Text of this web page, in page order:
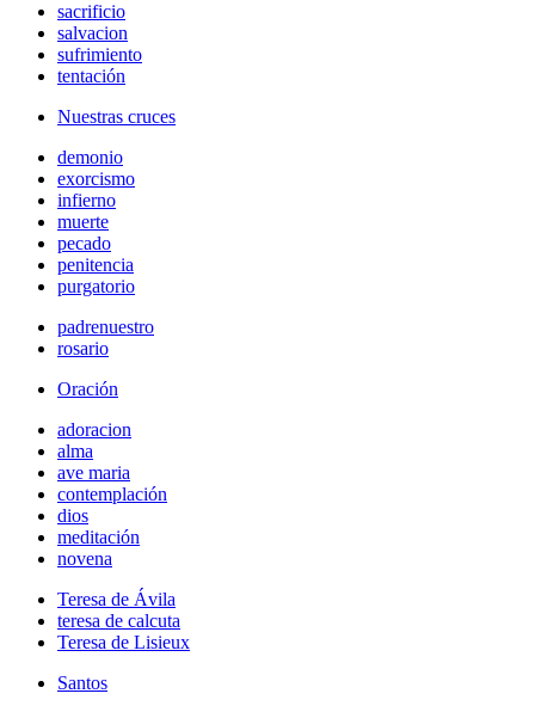
sacrificio
salvacion
sufrimiento
tentación
Nuestras cruces
demonio
exorcismo
infierno
muerte
pecado
penitencia
purgatorio
padrenuestro
rosario
Oración
adoracion
alma
ave maria
contemplación
dios
meditación
novena
Teresa de Ávila
teresa de calcuta
Teresa de Lisieux
Santos